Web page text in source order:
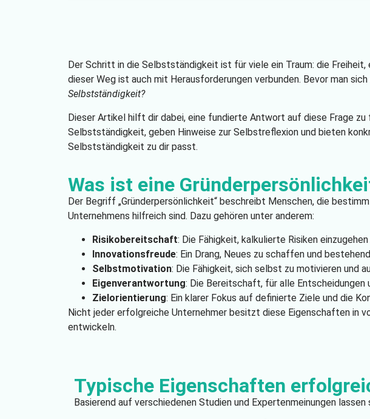
Der Schritt in die Selbstständigkeit ist für viele ein Traum: die
dieser Weg ist auch mit Herausforderungen verbunden. Bevor man
Selbstständigkeit?
Dieser Artikel hilft dir dabei, eine fundierte Antwort auf diese Frage
Selbstständigkeit, geben Hinweise zur Selbstreflexion und bieten
Selbstständigkeit zu dir passt.
Was ist eine
Der Begriff „Gründerpersönlichkeit“ beschreibt Menschen, die
Unternehmens hilfreich sind. Dazu gehören unter anderem:
Risikobereitschaft: Die Fähigkeit, kalkulierte Risiken
Innovationsfreude: Ein Drang, Neues zu schaffen und
Selbstmotivation: Die Fähigkeit, sich selbst zu motivieren und
Eigenverantwortung: Die Bereitschaft, für alle Entscheidungen
Zielorientierung: Ein klarer Fokus auf definierte Ziele und die
Nicht jeder erfolgreiche Unternehmer besitzt diese Eigenschaften in
entwickeln.
Typische Eigenschaften
Basierend auf verschiedenen Studien und Expertenmeinungen